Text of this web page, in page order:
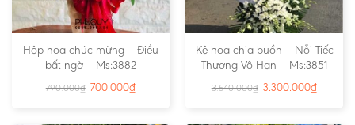
Hộp hoa chúc mừng – Điều
bất ngờ – Ms:3882
790.000₫ 700.000₫
Kệ hoa chia buồn – Nỗi Tiếc
Thương Vô Hạn – Ms:3851
3.540.000₫ 3.300.000₫